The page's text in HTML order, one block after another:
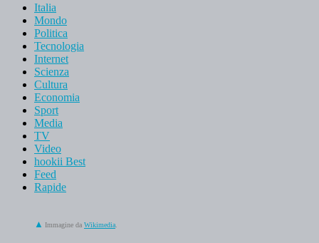
Italia
Mondo
Politica
Tecnologia
Internet
Scienza
Cultura
Economia
Sport
Media
TV
Video
hookii Best
Feed
Rapide
Immagine da Wikimedia